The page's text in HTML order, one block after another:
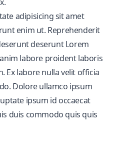
adipisicing sit amet
enim ut. Reprehenderit
deserunt Lorem
labore proident laboris
Ex labore nulla velit officia
Dolore ullamco ipsum
ipsum id occaecat
duis commodo quis quis